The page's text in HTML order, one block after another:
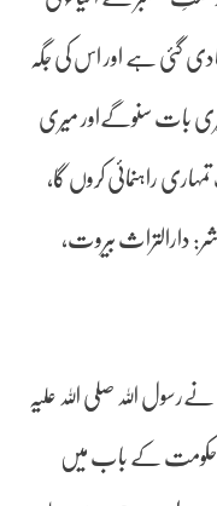
گئی ہے اور اس کی جگہ
بات سنوگےاور میری
راہنمائی کروں گا،
(تاریخِ طبری، جلد 5، صفحہ 357، ناشر: دارالتراث بیروت،
اللہ صلی اللہ علیہ
حکومت کے باب میں